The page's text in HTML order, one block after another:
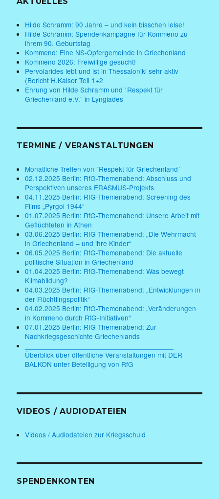
Hilde Schramm: 90 Jahre – und kein bisschen leise!
Hilde Schramm: Spendenkampagne für Kommeno zu
ihrem 90. Geburtstag
Kommeno: Eine NS-Opfergemeinde in Griechenland
Kommeno 2026: Freiwillige gesucht!
Pervolarides lebt und ist in Thessaloniki sehr aktiv
(Bericht H.Kaiser Teil 1+2
Ehrung von Hilde Schramm und `Respekt für
Griechenland e.V.` in Lyngiades
TERMINE / VERANSTALTUNGEN
Monatliche Treffen von `Respekt für Griechenland´
02.12.2025 Berlin: RfG-Themenabend: Abschluss und
Perspektiven unseres ERASMUS-Projekts
04.11.2025 Berlin: RfG-Themenabend: Screening des
Films „Pyrgoi 1944“
01.07.2025 Berlin: RfG-Themenabend: Unsere Arbeit mit
Geflüchteten in Athen
03.06.2025 Berlin: RfG Themenabend: „Die Wehrmacht
in Griechenland – und ihre Kinder“
06.05.2025 Berlin: RfG-Themenabend: Die aktuelle
politische Situation in Griechenland
01.04.2025 Berlin: RfG-Themenabend: Was bewegt
Klimabildung?
04.03.2025 Berlin: RfG-Themenabend: „Entwicklungen in
der Flüchtlingspolitik“
04.02.2025 Berlin: RfG-Themenabend: „Veränderungen
in Kommeno durch RfG-Initiativen“
07.01.2025 Berlin: RfG-Themenabend: Zur
Nachkriegsgeschichte Griechenlands
Überblick über öffentliche Veranstaltungen mit DER
BALKON unter Beteiligung von RfG
VIDEOS / AUDIODATEIEN
Videos / Audiodateien zur Kriegsschuld
SPENDENKONTEN